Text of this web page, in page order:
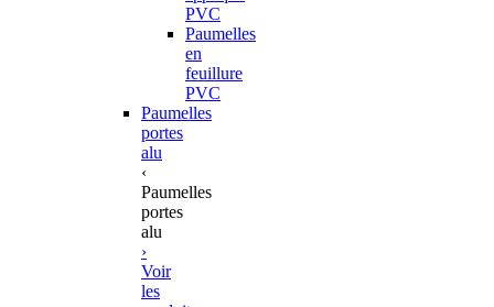
PVC
Paumelles
en
feuillure
PVC
Paumelles
portes
alu
‹
Paumelles
portes
alu
›
Voir
les